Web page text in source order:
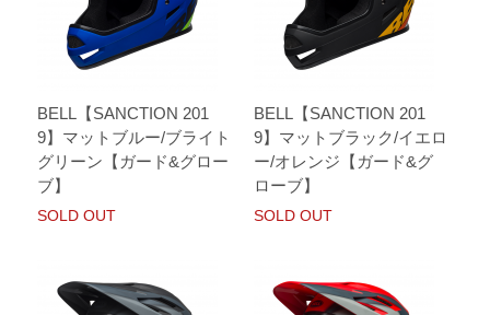
BELL【SANCTION 201
9】マットブルー/ブライト
グリーン【ガード&グロー
ブ】
SOLD OUT
BELL【SANCTION 201
9】マットブラック/イエロ
ー/オレンジ【ガード&グ
ローブ】
SOLD OUT